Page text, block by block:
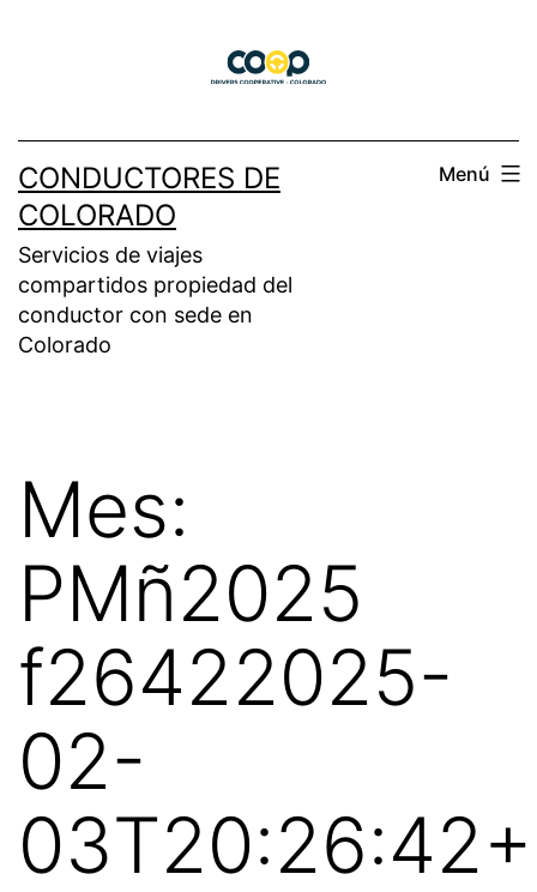
CONDUCTORES DE
COLORADO
Servicios de viajes
compartidos propiedad del
conductor con sede en
Colorado
Menú
Mes:
PMñ2025
f26422025-
02-